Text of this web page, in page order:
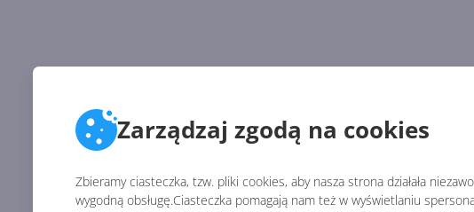
Zarządzaj zgodą na cookies
Zbieramy ciasteczka, tzw. pliki cookies, aby nasza strona działała
wygodną obsługę.Ciasteczka pomagają nam też w wyświetlaniu